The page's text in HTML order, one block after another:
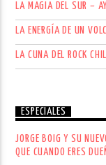
LA MAGIA DEL SUR –
LA ENERGÍA DE UN
LA CUNA DEL ROCK
ESPECIALES
JORGE BOIG Y SU
QUE CUANDO ERES